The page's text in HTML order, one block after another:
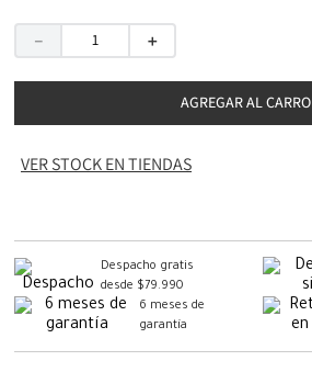
＋
－
AGREGAR AL CARRO
VER STOCK EN TIENDAS
Despacho gratis
desde $79.990
6 meses de
garantía